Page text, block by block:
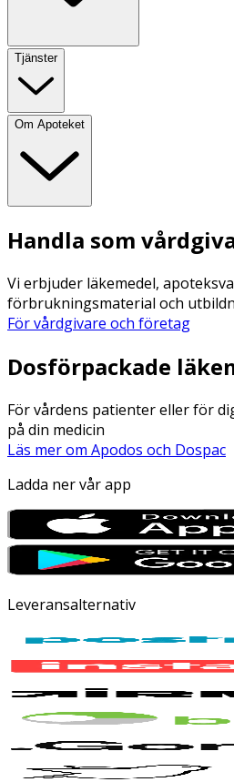
Tjänster
Om Apoteket
Handla som
Vi erbjuder läkemedel,
förbrukningsmaterial och
För vårdgivare och företag
Dosförpackade
För vårdens patienter eller för
på din medicin
Läs mer om Apodos och Dospac
Ladda ner vår app
Leveransalternativ